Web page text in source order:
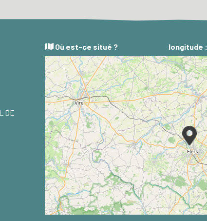
DE
Où est-ce situé ? longitude